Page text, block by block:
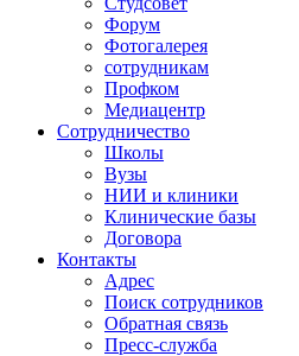
Форум
Фотогалерея
сотрудникам
Профком
Медиацентр
Сотрудничество
Школы
Вузы
НИИ и клиники
Клинические базы
Договора
Контакты
Адрес
Поиск сотрудников
Обратная связь
Пресс-служба